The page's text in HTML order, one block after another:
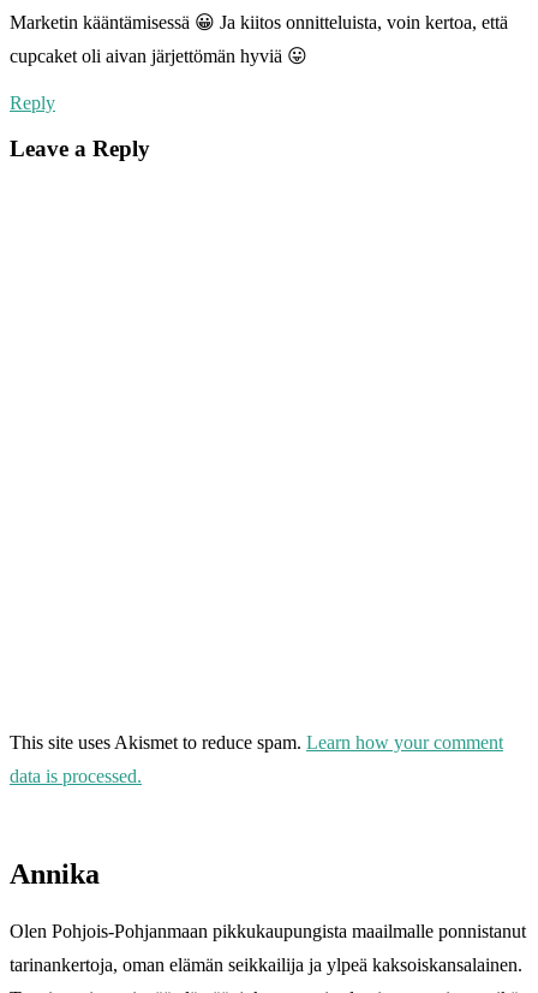
Marketin kääntämisessä 😀 Ja kiitos onnitteluista, voin kertoa, että
cupcaket oli aivan järjettömän hyviä 😛
Reply
Leave a Reply
This site uses Akismet to reduce spam. Learn how your comment
data is processed.
Annika
Olen Pohjois-Pohjanmaan pikkukaupungista maailmalle ponnistanut
tarinankertoja, oman elämän seikkailija ja ylpeä kaksoiskansalainen.